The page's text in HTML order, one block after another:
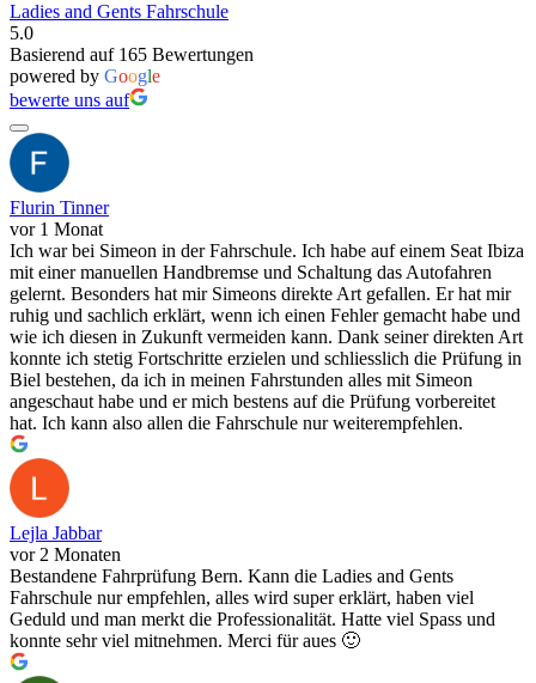
Ladies and Gents Fahrschule
5.0
Basierend auf 165 Bewertungen
powered by Google
bewerte uns auf
Flurin Tinner
vor 1 Monat
Ich war bei Simeon in der Fahrschule. Ich habe auf einem Seat Ibiza
mit einer manuellen Handbremse und Schaltung das Autofahren
gelernt. Besonders hat mir Simeons direkte Art gefallen. Er hat mir
ruhig und sachlich erklärt, wenn ich einen Fehler gemacht habe und
wie ich diesen in Zukunft vermeiden kann. Dank seiner direkten Art
konnte ich stetig Fortschritte erzielen und schliesslich die Prüfung in
Biel bestehen, da ich in meinen Fahrstunden alles mit Simeon
angeschaut habe und er mich bestens auf die Prüfung vorbereitet
hat. Ich kann also allen die Fahrschule nur weiterempfehlen.
Lejla Jabbar
vor 2 Monaten
Bestandene Fahrprüfung Bern. Kann die Ladies and Gents
Fahrschule nur empfehlen, alles wird super erklärt, haben viel
Geduld und man merkt die Professionalität. Hatte viel Spass und
konnte sehr viel mitnehmen. Merci für aues 🙂